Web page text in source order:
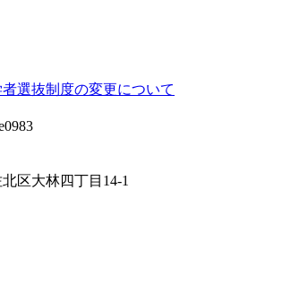
選抜制度の変更について
区大林四丁目14-1